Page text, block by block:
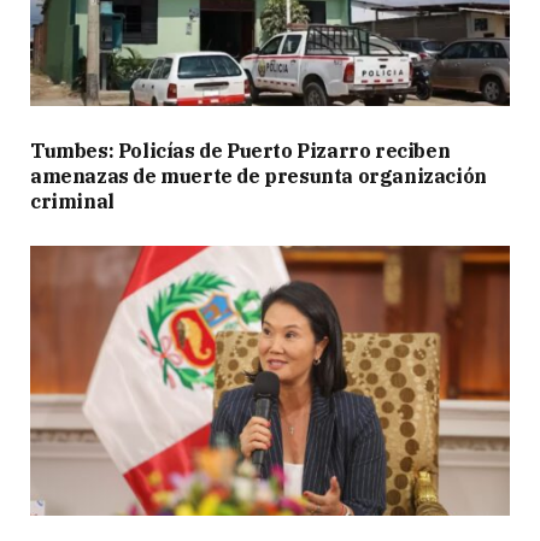
Tumbes: Policías de Puerto Pizarro reciben
amenazas de muerte de presunta organización
criminal